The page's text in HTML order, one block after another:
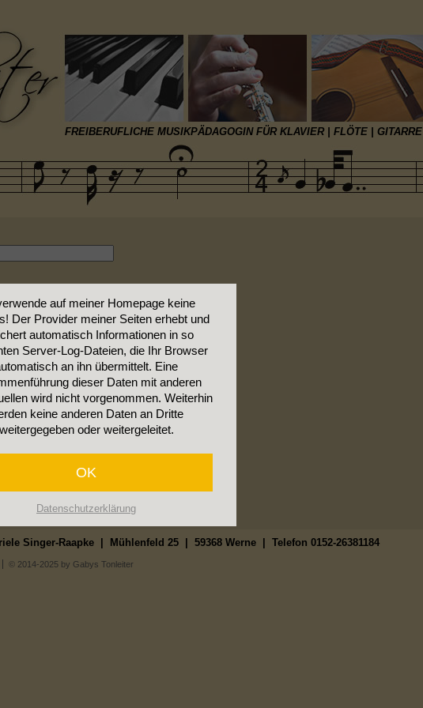
FREIBERUFLICHE MUSIKPÄDAGOGIN FÜR KLAVIER | FLÖTE | GITARRE
Singer-Raapke | Mühlenfeld 25 | 59368 Werne | Telefon 0152-26381184
© 2014-2025 by Gabys Tonleiter
auf meiner Homepage keine
Der Provider meiner Seiten erhebt und
automatisch Informationen in so
Server-Log-Dateien, die Ihr Browser
an ihn übermittelt. Eine
dieser Daten mit anderen
wird nicht vorgenommen. Weiterhin
keine anderen Daten an Dritte
weitergegeben oder weitergeleitet.
OK
Datenschutzerklärung